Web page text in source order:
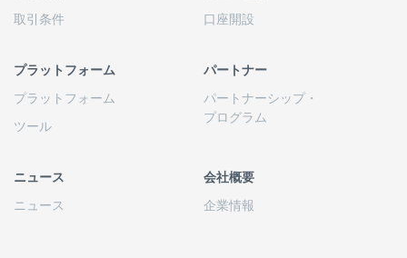
取引条件
口座開設
プラットフォーム
プラットフォーム
ツール
パートナー
パートナーシップ・
プログラム
ニュース
ニュース
会社概要
企業情報